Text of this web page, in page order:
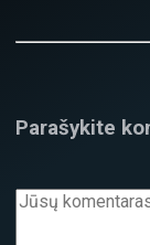
Parašykite